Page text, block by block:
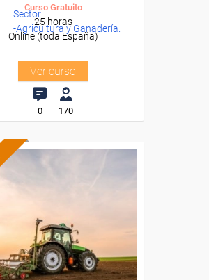
Sector
-Agricultura y Ganadería.
Curso Gratuito
25 horas
Online (toda España)
Ver curso
0 170